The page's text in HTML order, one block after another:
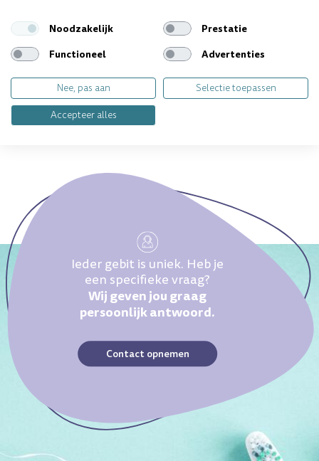
Dit product kunt u vinden in de volgende categorie:
handtandenborstels
Vragen over dit product? Wij helpen je
graag!
Ieder gebit is uniek. Heb je
een specifieke vraag?
Wij geven jou graag
persoonlijk antwoord.
Contact opnemen
Noodzakelijk
Prestatie
Functioneel
Advertenties
Nee, pas aan
Selectie toepassen
Accepteer alles